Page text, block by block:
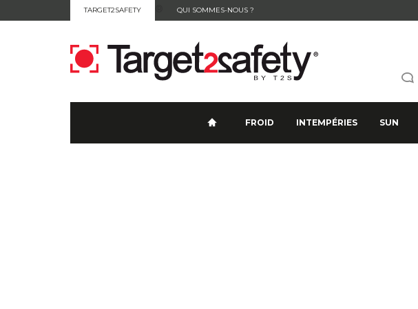
TARGET2SAFETY QUI SOMMES-NOUS ?
FROID INTEMPÉRIES SUN